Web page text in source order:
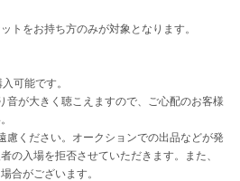
トをお持ち方のみが対象となります。
可能です。
音が大きく聴こえますので、ご心配のお客様
慮ください。オークションでの出品などが発
の入場を拒否させていただきます。また、
合がございます。